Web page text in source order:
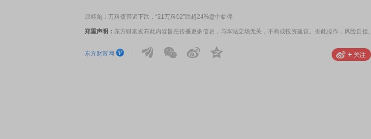
原标题：万科债普遍下跌，“21万科02”跌超24%盘中临停
郑重声明： 东方财富发布此内容旨在传播更多信息，与本站立场无关，不构成投资建议。据此操作，风险自担。
东方财富网